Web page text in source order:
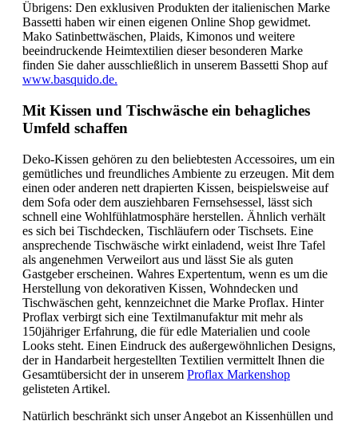
Übrigens: Den exklusiven Produkten der italienischen Marke
Bassetti haben wir einen eigenen Online Shop gewidmet.
Mako Satinbettwäschen, Plaids, Kimonos und weitere
beeindruckende Heimtextilien dieser besonderen Marke
finden Sie daher ausschließlich in unserem Bassetti Shop auf
www.basquido.de.
Mit Kissen und Tischwäsche ein behagliches
Umfeld schaffen
Deko-Kissen gehören zu den beliebtesten Accessoires, um ein
gemütliches und freundliches Ambiente zu erzeugen. Mit dem
einen oder anderen nett drapierten Kissen, beispielsweise auf
dem Sofa oder dem ausziehbaren Fernsehsessel, lässt sich
schnell eine Wohlfühlatmosphäre herstellen. Ähnlich verhält
es sich bei Tischdecken, Tischläufern oder Tischsets. Eine
ansprechende Tischwäsche wirkt einladend, weist Ihre Tafel
als angenehmen Verweilort aus und lässt Sie als guten
Gastgeber erscheinen. Wahres Expertentum, wenn es um die
Herstellung von dekorativen Kissen, Wohndecken und
Tischwäschen geht, kennzeichnet die Marke Proflax. Hinter
Proflax verbirgt sich eine Textilmanufaktur mit mehr als
150jähriger Erfahrung, die für edle Materialien und coole
Looks steht. Einen Eindruck des außergewöhnlichen Designs,
der in Handarbeit hergestellten Textilien vermittelt Ihnen die
Gesamtübersicht der in unserem Proflax Markenshop
gelisteten Artikel.
Natürlich beschränkt sich unser Angebot an Kissenhüllen und